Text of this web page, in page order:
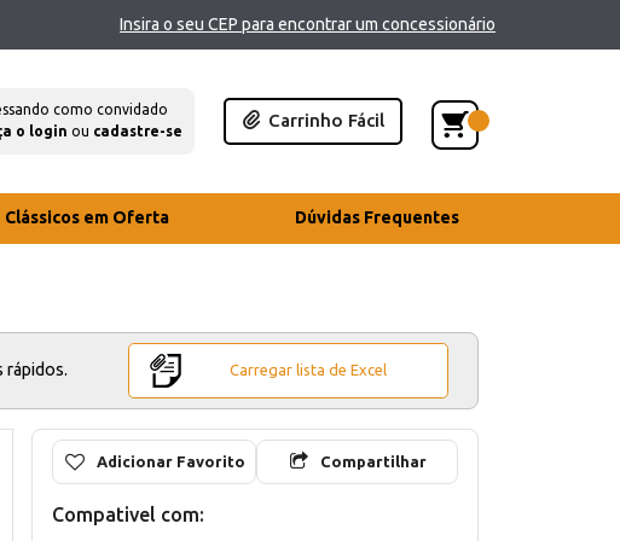
Insira o seu CEP para encontrar um concessionário
como convidado
o login ou cadastre-se
Carrinho Fácil
Clássicos em Oferta Dúvidas Frequentes
rápidos. Carregar lista de Excel
Adicionar Favorito Compartilhar
Compativel com: